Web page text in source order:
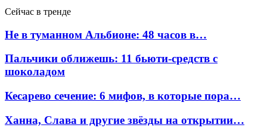
Сейчас в тренде
Не в туманном Альбионе: 48 часов в…
Пальчики оближешь: 11 бьюти-средств с
шоколадом
Кесарево сечение: 6 мифов, в которые пора…
Ханна, Слава и другие звёзды на открытии…